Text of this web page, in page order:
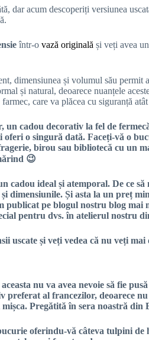
dar acum descoperiți versiunea
într-o vază originală și veți avea
dimensiunea și volumul său
și natural, deoarece nuanțele
care va plăcea cu siguranță
un cadou decorativ la fel de
oferi o singură dată. Faceți-vă o
birou sau bibliotecă cu un
😉
cadou ideal și atemporal. De ce
dimensiunile. Și asta la un preț
publicat pe blogul nostru blog mai
pentru dvs. în atelierul nostru
uscate și veți vedea că nu veți
nu va avea nevoie să fie
al francezilor, deoarece
mișca. Pregătită în sera noastră
oferindu-vă câteva tulpini de